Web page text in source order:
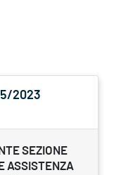
2023
SEZIONE
ASSISTENZA